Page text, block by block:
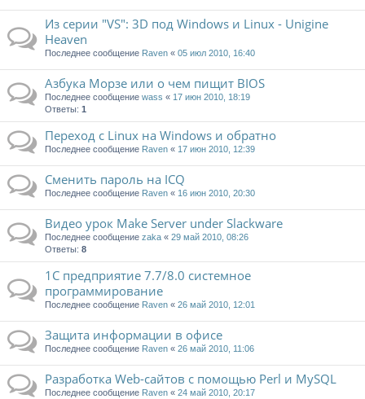
Из серии "VS": 3D под Windows и Linux - Unigine
Heaven
Последнее сообщение Raven « 05 июл 2010, 16:40
Азбука Морзе или о чем пищит BIOS
Последнее сообщение wass « 17 июн 2010, 18:19
Ответы: 1
Переход с Linux на Windows и обратно
Последнее сообщение Raven « 17 июн 2010, 12:39
Сменить пароль на ICQ
Последнее сообщение Raven « 16 июн 2010, 20:30
Видео урок Make Server under Slackware
Последнее сообщение zaka « 29 май 2010, 08:26
Ответы: 8
1С предприятие 7.7/8.0 системное
программирование
Последнее сообщение Raven « 26 май 2010, 12:01
Защита информации в офисе
Последнее сообщение Raven « 26 май 2010, 11:06
Разработка Web-сайтов с помощью Perl и MySQL
Последнее сообщение Raven « 24 май 2010, 20:17